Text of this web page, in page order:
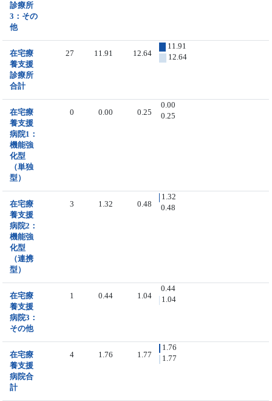
診療所
3：その
他
在宅療
養支援
診療所
合計
27 11.91 12.64
11.91
12.64
在宅療
養支援
病院1：
機能強
化型
（単独
型）
0 0.00 0.25
0.00
0.25
在宅療
養支援
病院2：
機能強
化型
（連携
型）
3 1.32 0.48
1.32
0.48
在宅療
養支援
病院3：
その他
1 0.44 1.04
0.44
1.04
在宅療
養支援
病院合
計
4 1.76 1.77
1.76
1.77